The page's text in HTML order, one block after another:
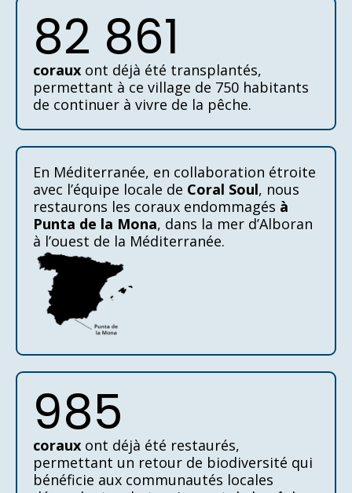
82 861
coraux ont déjà été transplantés,
permettant à ce village de 750 habitants
de continuer à vivre de la pêche.
En Méditerranée, en collaboration étroite
avec l’équipe locale de Coral Soul, nous
restaurons les coraux endommagés à
Punta de la Mona, dans la mer d’Alboran
à l’ouest de la Méditerranée.
985
coraux ont déjà été restaurés,
permettant un retour de biodiversité qui
bénéficie aux communautés locales